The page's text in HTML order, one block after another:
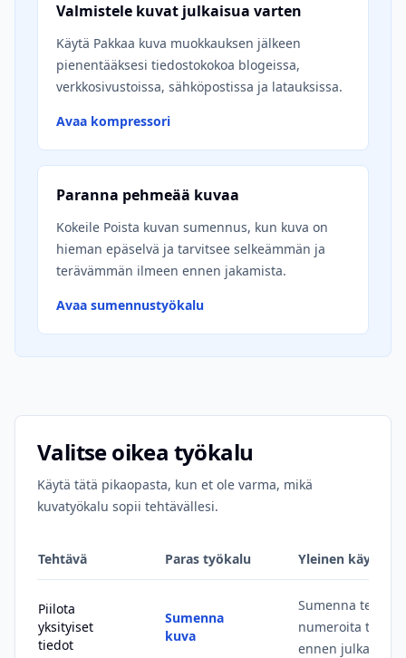
Valmistele kuvat julkaisua varten
Käytä Pakkaa kuva muokkauksen jälkeen
pienentääksesi tiedostokokoa blogeissa,
verkkosivustoissa, sähköpostissa ja latauksissa.
Avaa kompressori
Paranna pehmeää kuvaa
Kokeile Poista kuvan sumennus, kun kuva on
hieman epäselvä ja tarvitsee selkeämmän ja
terävämmän ilmeen ennen jakamista.
Avaa sumennustyökalu
Valitse oikea työkalu
Käytä tätä pikaopasta, kun et ole varma, mikä
kuvatyökalu sopii tehtävällesi.
Tehtävä Paras työkalu Yleinen
Piilota
yksityiset
tiedot
Sumenna
kuva
Sumenna tekstiä,
numeroita tai
ennen julkaisua.